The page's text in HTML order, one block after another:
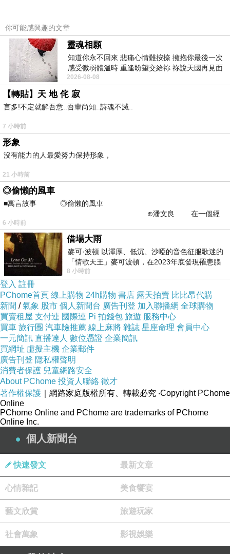
你可能感興趣的文章
靈魂相願
知道你永不回來 悲痛心情難按捺 擁抱你最後一次
感受微弱體溫時 重逢盼望交給祢 祢說天國再見面
此刻忍淚說別離 他日靈魂再
2026-08-08
【轉貼】天 地 侘 寂
言多!不定就解吾意..吾輩尚知..詩魂不滅..
7 小時前
形象
沒有能力的人最愛努力保持形象，
21 小時前
◎偷懶的風車
■寓言故事 ◎偷懶的風車
⊕潘文良 在一個經
常颳風的山丘上—&m
6 小時前
借場大雨
麥可·波頓 以渾厚、低沉、沙啞的音色征服歌迷的
「情歌天王」麥可波頓，在2023年底發現罹患腦
瘤「祈禱早日康復，一切都好」。
8 小時前
登入 註冊
PChome首頁 線上購物 24h購物 書店 露天拍賣 比比昂代購
新聞 /氣象 股市 個人新聞台 廣告刊登 加入聯播網 全球購物
買賣租屋 支付連 國際連 Pi 拍錢包 旅遊 服務中心
買車 旅行團 汽車險推薦 線上麻將 雜誌 星座命理 會員中心
一元簡訊 直播達人 數位憑證 企業簡訊
買網址 虛擬主機 企業郵件
廣告刊登 隱私權聲明
消費者保護 兒童網路安全
About PChome 投資人聯絡 徵才
著作權保護 ｜網路家庭版權所有、轉載必究 ‧Copyright PChome
Online
PChome Online and PChome are trademarks of PChome
Online Inc.
個人新聞台
快速發文 最新文章
心情雜記 美食饗宴
藝文欣賞 旅遊玩家
社會萬象 影視娛樂